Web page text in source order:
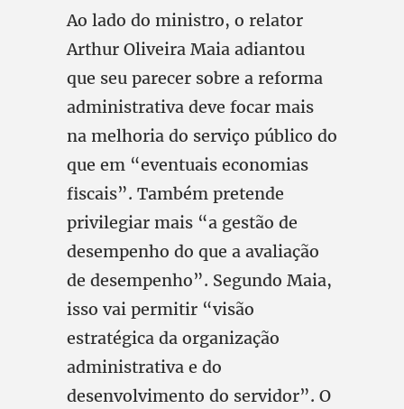
Ao lado do ministro, o relator
Arthur Oliveira Maia adiantou
que seu parecer sobre a reforma
administrativa deve focar mais
na melhoria do serviço público do
que em “eventuais economias
fiscais”. Também pretende
privilegiar mais “a gestão de
desempenho do que a avaliação
de desempenho”. Segundo Maia,
isso vai permitir “visão
estratégica da organização
administrativa e do
desenvolvimento do servidor”. O